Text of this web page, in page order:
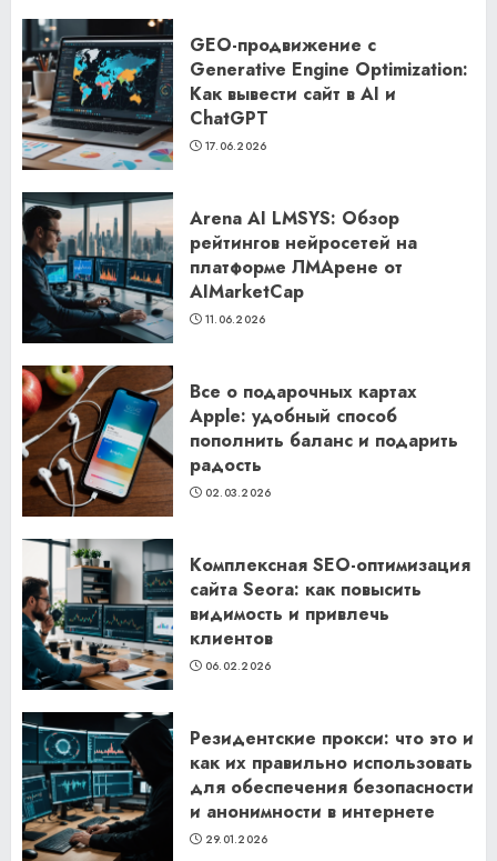
GEO-продвижение с
Generative Engine Optimization:
Как вывести сайт в AI и
ChatGPT
17.06.2026
Arena AI LMSYS: Обзор
рейтингов нейросетей на
платформе ЛМАрене от
AIMarketCap
11.06.2026
Все о подарочных картах
Apple: удобный способ
пополнить баланс и подарить
радость
02.03.2026
Комплексная SEO-оптимизация
сайта Seora: как повысить
видимость и привлечь
клиентов
06.02.2026
Резидентские прокси: что это и
как их правильно использовать
для обеспечения безопасности
и анонимности в интернете
29.01.2026